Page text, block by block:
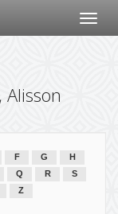
F G
H
Q R
S
Z